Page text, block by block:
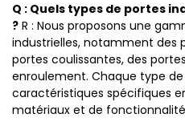
Q : Quels types de portes
? R : Nous proposons une
industrielles, notamment des
portes coulissantes, des
enroulement. Chaque type
caractéristiques spécifiques
matériaux et de